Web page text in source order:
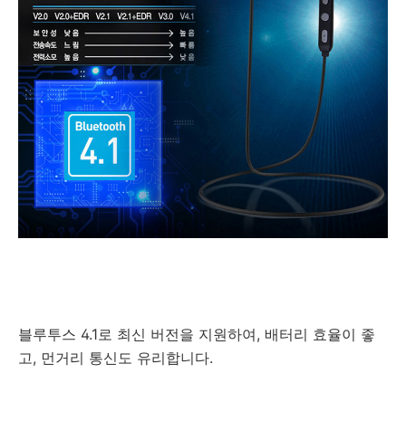
블루투스 4.1로 최신 버전을 지원하여, 배터리 효율이 좋
고, 먼거리 통신도 유리합니다.